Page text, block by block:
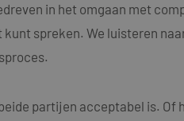
in het omgaan met
spreken. We luisteren
partijen acceptabel is.